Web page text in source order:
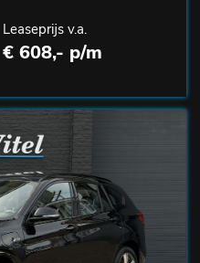
Leaseprijs v.a.
€ 608,- p/m